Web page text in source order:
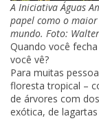
A Iniciativa Águas
papel como o
mundo. Foto:
Quando você
você vê?
Para muitas
floresta tropical –
de árvores com
exótica, de